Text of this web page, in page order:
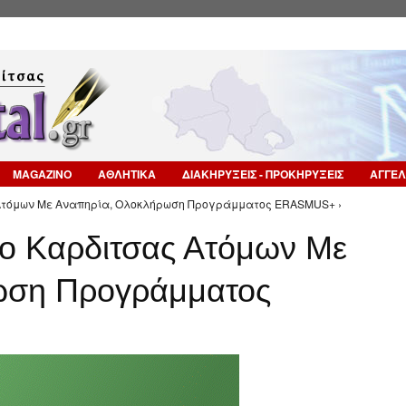
MAGAZINO ΑΘΛΗΤΙΚΑ ΔΙΑΚΗΡΥΞΕΙΣ - ΠΡΟΚΗΡΥΞΕΙΣ
Με Αναπηρία, Ολοκλήρωση Προγράμματος ERASMUS+ ›
Καρδιτσας Ατόμων Με
Προγράμματος